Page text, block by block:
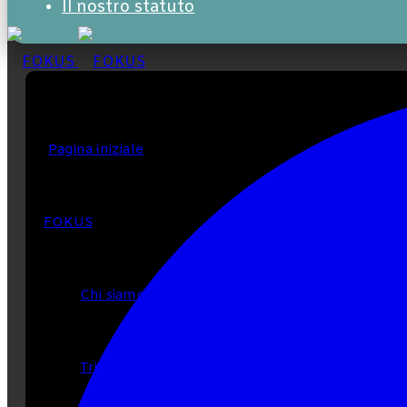
aspetto
Pagina iniziale
FOKUS
Chi siamo
Tribune Libre / Parliamone
Il nostro statuto